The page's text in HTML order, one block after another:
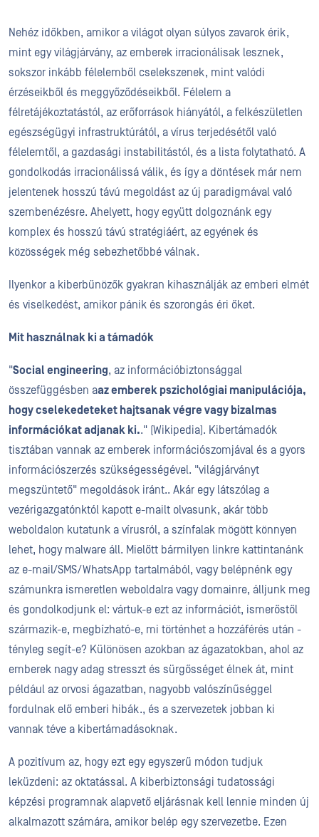
Nehéz időkben, amikor a világot olyan súlyos zavarok érik,
mint egy világjárvány, az emberek irracionálisak lesznek,
sokszor inkább félelemből cselekszenek, mint valódi
érzéseikből és meggyőződéseikből. Félelem a
félretájékoztatástól, az erőforrások hiányától, a felkészületlen
egészségügyi infrastruktúrától, a vírus terjedésétől való
félelemtől, a gazdasági instabilitástól, és a lista folytatható. A
gondolkodás irracionálissá válik, és így a döntések már nem
jelentenek hosszú távú megoldást az új paradigmával való
szembenézésre. Ahelyett, hogy együtt dolgoznánk egy
komplex és hosszú távú stratégiáért, az egyének és
közösségek még sebezhetőbbé válnak.
Ilyenkor a kiberbűnözők gyakran kihasználják az emberi elmét
és viselkedést, amikor pánik és szorongás éri őket.
Mit használnak ki a támadók
"Social engineering, az információbiztonsággal
összefüggésben aaz emberek pszichológiai manipulációja,
hogy cselekedeteket hajtsanak végre vagy bizalmas
információkat adjanak ki.." (Wikipedia). Kibertámadók
tisztában vannak az emberek információszomjával és a gyors
információszerzés szükségességével. "világjárványt
megszüntető" megoldások iránt.. Akár egy látszólag a
vezérigazgatónktól kapott e-mailt olvasunk, akár több
weboldalon kutatunk a vírusról, a színfalak mögött könnyen
lehet, hogy malware áll. Mielőtt bármilyen linkre kattintanánk
az e-mail/SMS/WhatsApp tartalmából, vagy belépnénk egy
számunkra ismeretlen weboldalra vagy domainre, álljunk meg
és gondolkodjunk el: vártuk-e ezt az információt, ismerőstől
származik-e, megbízható-e, mi történhet a hozzáférés után -
tényleg segít-e? Különösen azokban az ágazatokban, ahol az
emberek nagy adag stresszt és sürgősséget élnek át, mint
például az orvosi ágazatban, nagyobb valószínűséggel
fordulnak elő emberi hibák., és a szervezetek jobban ki
vannak téve a kibertámadásoknak.
A pozitívum az, hogy ezt egy egyszerű módon tudjuk
leküzdeni: az oktatással. A kiberbiztonsági tudatossági
képzési programnak alapvető eljárásnak kell lennie minden új
alkalmazott számára, amikor belép egy szervezetbe. Ezen